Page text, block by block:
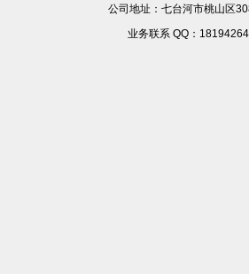
公司地址：七台河市桃山区
业务联系 QQ：